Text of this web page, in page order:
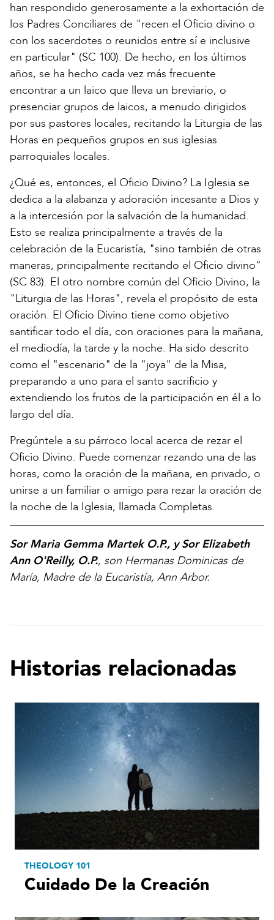
han respondido generosamente a la exhortación de
los Padres Conciliares de "recen el Oficio divino o
con los sacerdotes o reunidos entre sí e inclusive
en particular" (SC 100). De hecho, en los últimos
años, se ha hecho cada vez más frecuente
encontrar a un laico que lleva un breviario, o
presenciar grupos de laicos, a menudo dirigidos
por sus pastores locales, recitando la Liturgia de las
Horas en pequeños grupos en sus iglesias
parroquiales locales.
¿Qué es, entonces, el Oficio Divino? La Iglesia se
dedica a la alabanza y adoración incesante a Dios y
a la intercesión por la salvación de la humanidad.
Esto se realiza principalmente a través de la
celebración de la Eucaristía, "sino también de otras
maneras, principalmente recitando el Oficio divino"
(SC 83). El otro nombre común del Oficio Divino, la
"Liturgia de las Horas", revela el propósito de esta
oración. El Oficio Divino tiene como objetivo
santificar todo el día, con oraciones para la mañana,
el mediodía, la tarde y la noche. Ha sido descrito
como el "escenario" de la "joya" de la Misa,
preparando a uno para el santo sacrificio y
extendiendo los frutos de la participación en él a lo
largo del día.
Pregúntele a su párroco local acerca de rezar el
Oficio Divino. Puede comenzar rezando una de las
horas, como la oración de la mañana, en privado, o
unirse a un familiar o amigo para rezar la oración de
la noche de la Iglesia, llamada Completas.
Sor Maria Gemma Martek O.P., y Sor Elizabeth
Ann O'Reilly, O.P., son Hermanas Dominicas de
María, Madre de la Eucaristía, Ann Arbor.
Historias relacionadas
THEOLOGY 101
Cuidado De la Creación